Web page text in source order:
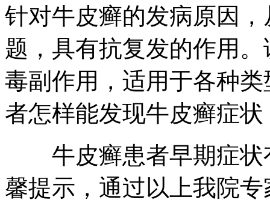
针对牛皮癣的发病原因
题，具有抗复发的作用
毒副作用，适用于各种
者怎样能发现牛皮癣症状
牛皮癣患者早期症状
馨提示，通过以上我院